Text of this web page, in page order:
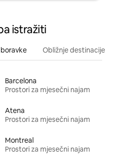
istražiti
Obližnje destinacije
Barcelona
Prostori za mjesečni najam
Atena
Prostori za mjesečni najam
Montreal
Prostori za mjesečni najam